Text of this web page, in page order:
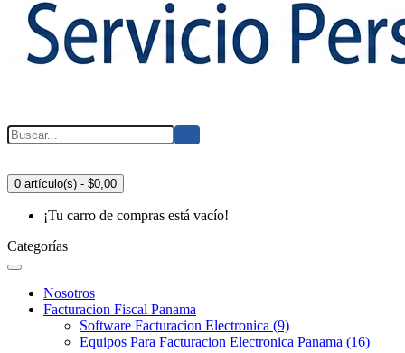
0 artículo(s) - $0,00
¡Tu carro de compras está vacío!
Categorías
Nosotros
Facturacion Fiscal Panama
Software Facturacion Electronica (9)
Equipos Para Facturacion Electronica Panama (16)